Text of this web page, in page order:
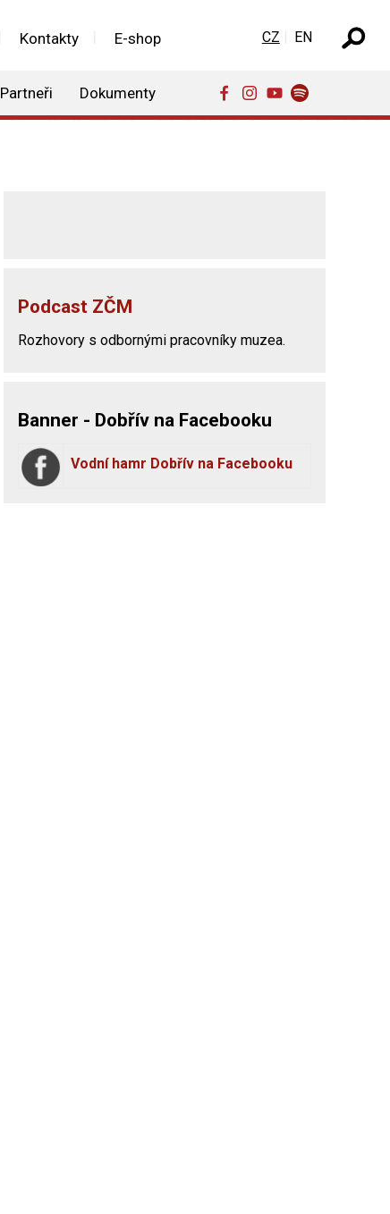
Kontakty E-shop
Partneři Dokumenty
Zvolte jazyk
CZ EN
Podcast ZČM
Rozhovory s odbornými pracovníky muzea.
Banner - Dobřív na Facebooku
Vodní hamr Dobřív na Facebooku